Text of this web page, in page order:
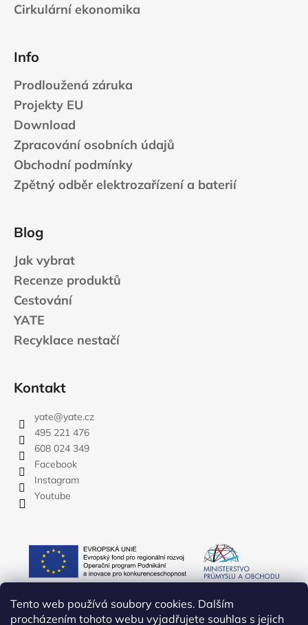
Tento web používá soubory cookies. Dalším
procházením tohoto webu vyjadřujete souhlas s jejich
Cirkulární ekonomika
Info
Prodloužená záruka
Projekty EU
Download
Zpracování osobních údajů
Obchodní podmínky
Zpětný odběr elektrozařízení a baterií
Blog
Jak vybrat
Recenze produktů
Cestování
YATE
Recyklace nestačí
Kontakt
yate@yate.cz
495 221 476
608 024 349
Facebook
Instagram
Youtube